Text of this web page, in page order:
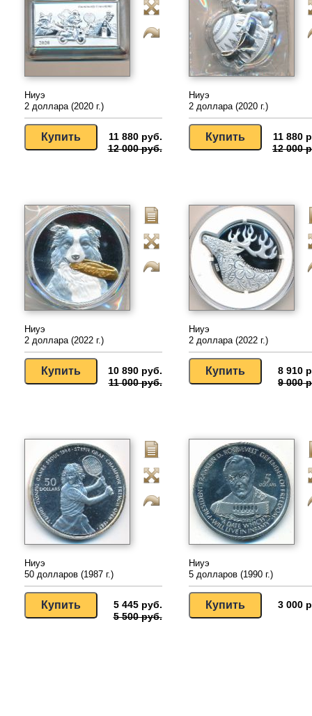
Ниуэ
2 доллара (2020 г.)
11 880 руб.
12 000 руб.
Ниуэ
2 доллара (2020 г.)
11 880
12 000
Ниуэ
2 доллара (2022 г.)
10 890 руб.
11 000 руб.
Ниуэ
2 доллара (2022 г.)
8 910
9 000
Ниуэ
50 долларов (1987 г.)
5 445 руб.
5 500 руб.
Ниуэ
5 долларов (1990 г.)
3 000